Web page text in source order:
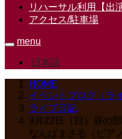
リハーサル利用【出
アクセス/駐車場
menu
日本語
HOME
イベントブログ（ラ
ライブ日記
9月22日（日）昼の
なんばまさる（ピア